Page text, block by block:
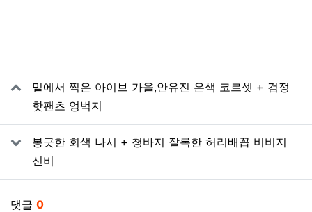
관련자료
밑에서 찍은 아이브 가을,안유진 은색 코르셋 + 검정
핫팬츠 엉벅지
봉긋한 회색 나시 + 청바지 잘록한 허리배꼽 비비지
신비
댓글 0